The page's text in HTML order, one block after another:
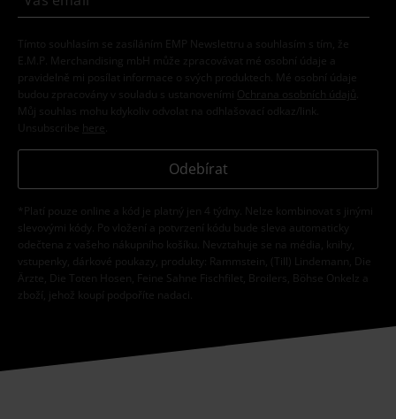
Tímto souhlasím se zasíláním EMP Newslettru a souhlasím s tím, že
E.M.P. Merchandising mbH může zpracovávat mé osobní údaje a
pravidelně mi posílat informace o svých produktech. Mé osobní údaje
budou zpracovány v souladu s ustanoveními
Ochrana osobních údajů
Můj souhlas mohu kdykoliv odvolat na odhlašovací odkaz/link.
Unsubscribe here
Odebírat
*Platí pouze online a kód je platný jen 4 týdny. Nelze kombinovat s jinými
slevovými kódy. Po vložení a potvrzení kódu bude sleva automaticky
odečtena z vašeho nákupního košíku. Nevztahuje se na média, knihy,
vstupenky, dárkové poukazy, produkty: Rammstein, (Till) Lindemann, Die
Ärzte, Die Toten Hosen, Feine Sahne Fischfilet, Broilers, Böhse Onkelz a
zboží, jehož koupí podpoříte nadaci.